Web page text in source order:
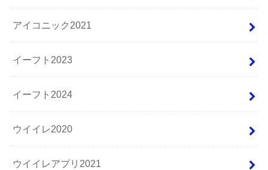
アイコニック2021
イーフト2023
イーフト2024
ウイイレ2020
ウイイレアプリ2021